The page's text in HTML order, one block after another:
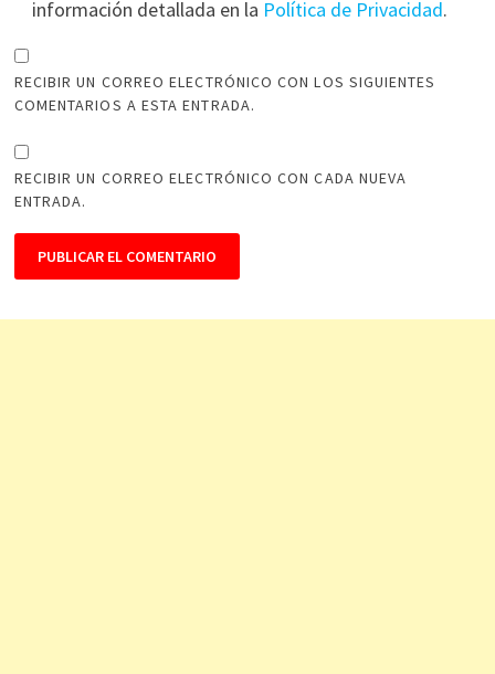
información detallada en la Política de Privacidad.
RECIBIR UN CORREO ELECTRÓNICO CON LOS SIGUIENTES
COMENTARIOS A ESTA ENTRADA.
RECIBIR UN CORREO ELECTRÓNICO CON CADA NUEVA
ENTRADA.